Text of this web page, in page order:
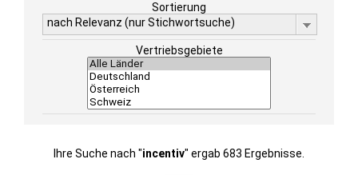
Sortierung
nach Relevanz (nur Stichwortsuche)
Vertriebsgebiete
Ihre Suche nach "incentiv" ergab 683 Ergebnisse.